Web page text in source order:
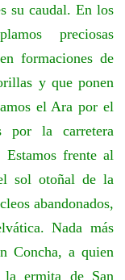
su caudal. En los
preciosas
formaciones de
y que ponen
el Ara por el
por la carretera
frente al
sol otoñal de la
abandonados,
Nada más
Concha, a quien
la ermita de San